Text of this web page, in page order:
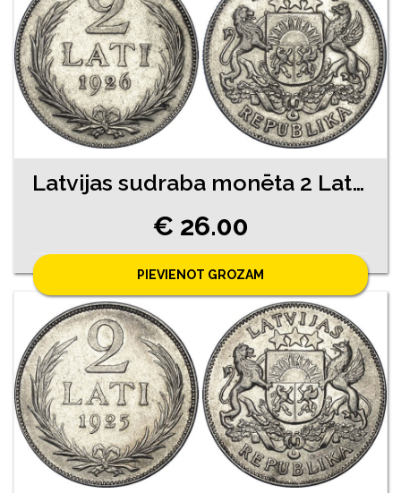
Latvijas sudraba monēta 2 Lati 1926. gads
€ 26.00
PIEVIENOT GROZAM